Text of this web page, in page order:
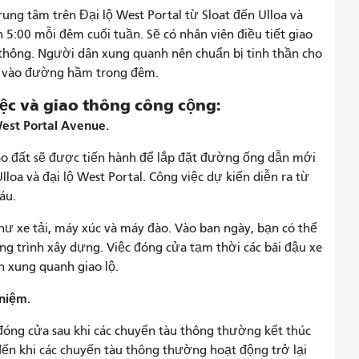
tâm trên Đại lộ West Portal từ Sloat đến Ulloa và
mỗi đêm cuối tuần. Sẽ có nhân viên điều tiết giao
Người dân xung quanh nên chuẩn bị tinh thần cho
đường hầm trong đêm.
và giao thông công cộng:
Portal Avenue.
đất sẽ được tiến hành để lắp đặt đường ống dẫn mới
và đại lộ West Portal. Công việc dự kiến ​​diễn ra từ
xe tải, máy xúc và máy đào. Vào ban ngày, bạn có thể
trình xây dựng. Việc đóng cửa tạm thời các bãi đậu xe
xung quanh giao lộ.
cửa sau khi các chuyến tàu thông thường kết thúc
khi các chuyến tàu thông thường hoạt động trở lại